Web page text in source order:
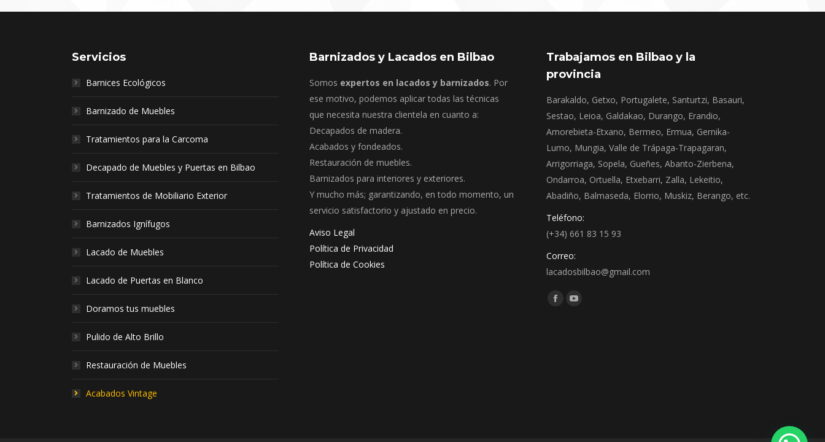
Servicios
Barnices Ecológicos
Barnizado de Muebles
Tratamientos para la Carcoma
Decapado de Muebles y Puertas en Bilbao
Tratamientos de Mobiliario Exterior
Barnizados Ignífugos
Lacado de Muebles
Lacado de Puertas en Blanco
Doramos tus muebles
Pulido de Alto Brillo
Restauración de Muebles
Acabados Vintage
Barnizados y Lacados en Bilbao
Somos expertos en lacados y barnizados. Por
ese motivo, podemos aplicar todas las técnicas
que necesita nuestra clientela en cuanto a:
Decapados de madera.
Acabados y fondeados.
Restauración de muebles.
Barnizados para interiores y exteriores.
Y mucho más; garantizando, en todo momento, un
servicio satisfactorio y ajustado en precio.
Aviso Legal
Política de Privacidad
Política de Cookies
Trabajamos en Bilbao y la
provincia
Barakaldo, Getxo, Portugalete, Santurtzi, Basauri,
Sestao, Leioa, Galdakao, Durango, Erandio,
Amorebieta-Etxano, Bermeo, Ermua, Gernika-
Lumo, Mungia, Valle de Trápaga-Trapagaran,
Arrigorriaga, Sopela, Gueñes, Abanto-Zierbena,
Ondarroa, Ortuella, Etxebarri, Zalla, Lekeitio,
Abadiño, Balmaseda, Elorrio, Muskiz, Berango, etc.
Teléfono:
(+34) 661 83 15 93
Correo:
lacadosbilbao@gmail.com
Encuéntranos en:
FacebookYouTube